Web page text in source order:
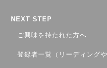
NEXT STEP
ご興味を持たれた方へ
登録者一覧（リーディング